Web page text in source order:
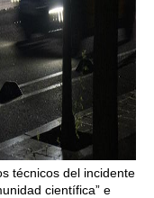
técnicos del incidente
científica” e